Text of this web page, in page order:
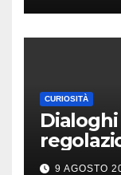
CURIOSITÀ
9 AGOSTO